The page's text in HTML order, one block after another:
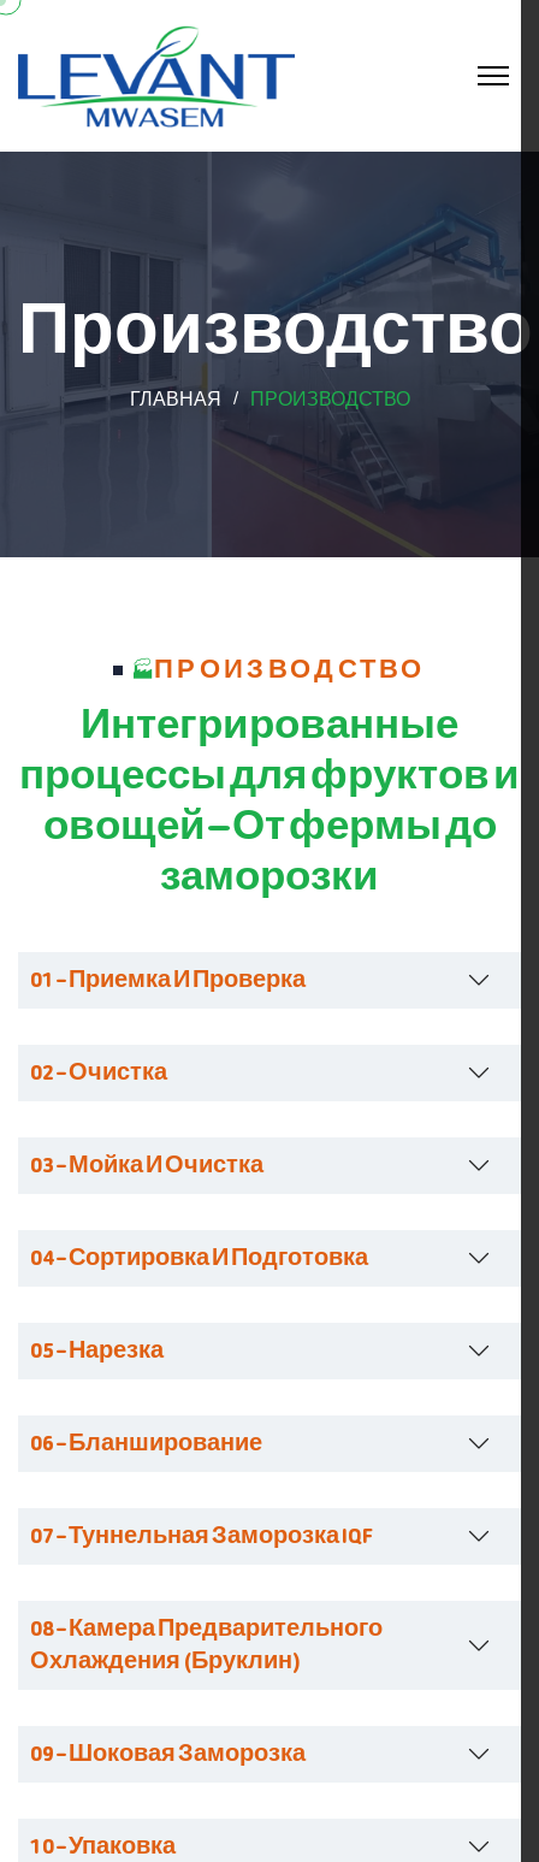
Производство
ГЛАВНАЯ ПРОИЗВОДСТВО
ПРОИЗВОДСТВО
Интегрированные
процессы для фруктов и
овощей — От фермы до
заморозки
01 – Приемка И Проверка
02 – Очистка
03 – Мойка И Очистка
04 – Сортировка И Подготовка
05 – Нарезка
06 – Бланширование
07 – Туннельная Заморозка IQF
08 – Камера Предварительного
Охлаждения (Бруклин)
09 – Шоковая Заморозка
10 – Упаковка